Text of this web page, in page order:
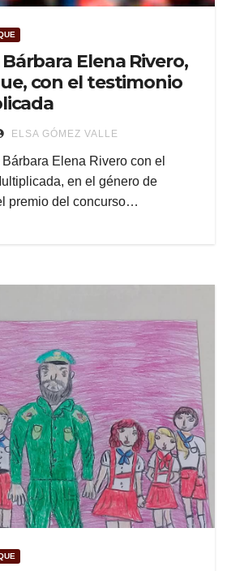
Elena Rivero,
con el testimonio
ELSA GÓMEZ VALLE
Elena Rivero con el
en el género de
premio del concurso…